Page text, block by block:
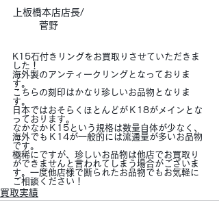
上板橋本店店長/
菅野
K15石付きリングをお買取りさせていただきま
した！
海外製のアンティークリングとなっておりま
す。
こちらの刻印はかなり珍しいお品物となりま
す。
日本ではおそらくほとんどがＫ18がメインとな
っております。
なかなかＫ15という規格は数量自体が少なく、
海外でもＫ14が一般的には流通量が多いお品物
です。
極稀にですが、珍しいお品物は他店でお買取り
ができませんと言われてしまう場合がございま
す。一度他店様で断られたお品物でもお気軽に
ご相談ください！
買取実績